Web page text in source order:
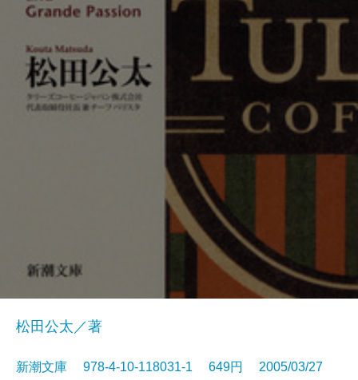
松田公太／著
新潮文庫 978-4-10-118031-1 649円 2005/03/27